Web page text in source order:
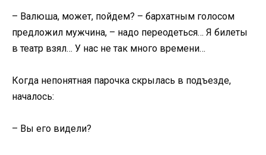
– Валюша, может, пойдем? – бархатным голосом
предложил мужчина, – надо переодеться… Я билеты
в театр взял… У нас не так много времени…
Когда непонятная парочка скрылась в подъезде,
началось:
– Вы его видели?